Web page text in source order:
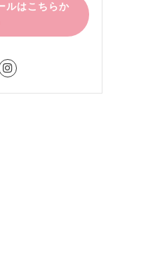
ルはこちらか